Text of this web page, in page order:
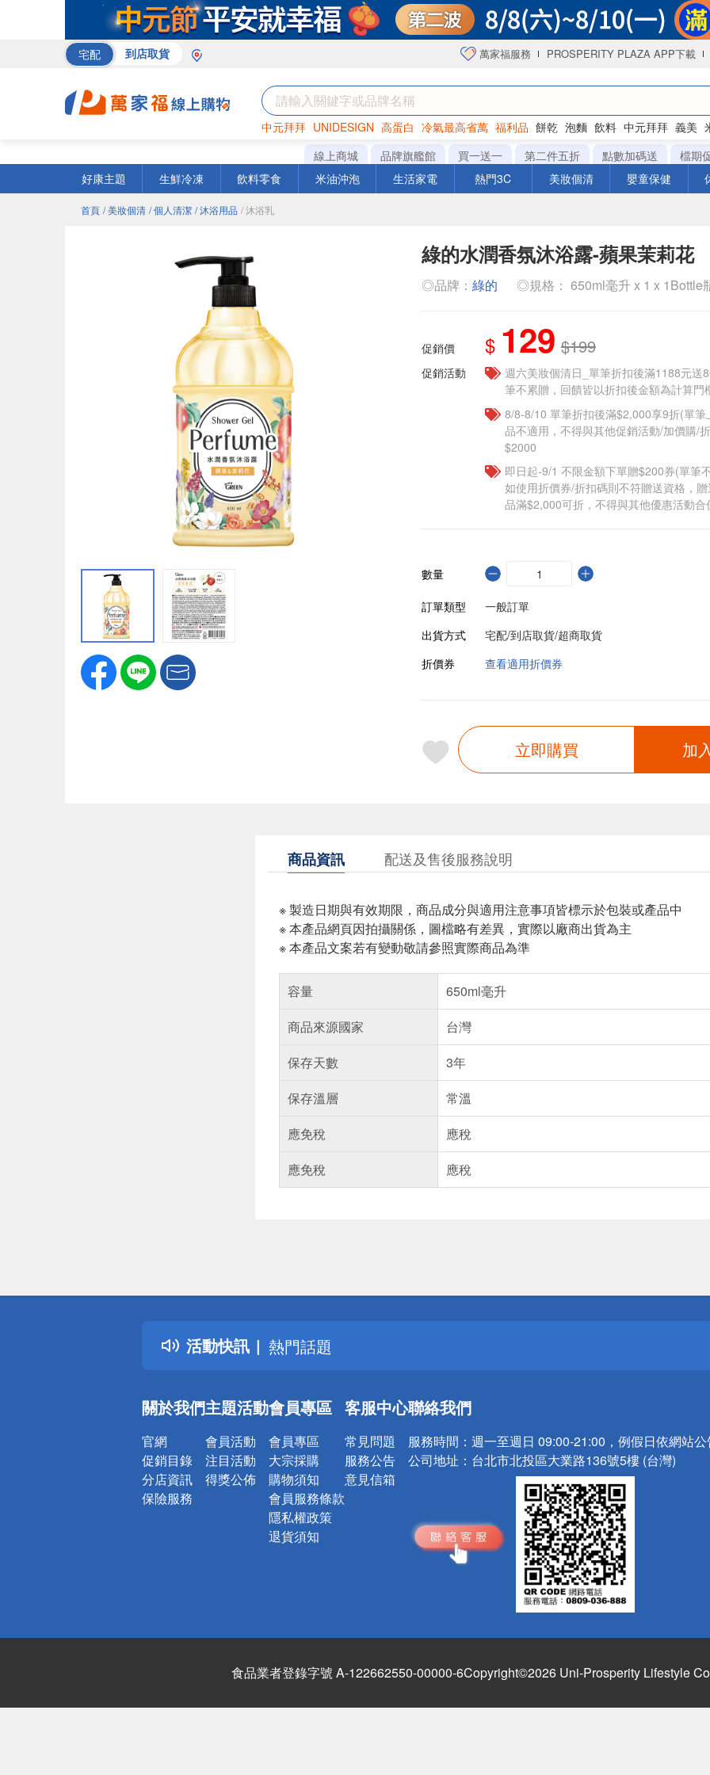
宅配 到店取貨 萬家福服務 PROSPERITY PLAZA APP下載
中元拜拜 UNIDESIGN 高蛋白 冷氣最高省萬 福利品 餅乾 泡麵 飲料 中元拜拜 義美
罐頭 海苔 洋芋片
線上商城 品牌旗艦館 買一送一 第二件五折 點數加碼送
檔期
好康主題
生鮮冷凍 飲料零食 米油沖泡 生活家電 熱門3C 美妝個清 嬰童保健
首頁 / 美妝個清 / 個人清潔 / 沐浴用品 / 沐浴乳
綠的水潤香氛沐浴露-蘋果茉莉花
◎品牌： 綠的 ◎規格： 650ml毫升 x 1 x 1Bottle
促銷價 $ 129 $199
促銷活動
週六美妝個清日_單筆折扣後滿1188元送
筆不累贈，回饋皆以折扣後金額為計算門
8/8-8/10 單筆折扣後滿$2,000享9折(單
品不適用，不得與其他促銷活動/加價購/
$2000
即日起-9/1 不限金額下單贈$200券(單筆
如使用折價券/折扣碼則不符贈送資格，
品滿$2,000可折，不得與其他優惠活動合
數量
訂單類型
一般訂單
出貨方式
宅配/到店取貨/超商取貨
折價券
查看適用折價券
立即購買 加
商品資訊 配送及售後服務說明
※ 製造日期與有效期限，商品成分與適用注意事項皆標示於包裝或產品中
※ 本產品網頁因拍攝關係，圖檔略有差異，實際以廠商出貨為主
※ 本產品文案若有變動敬請參照實際商品為準
容量
650ml毫升
商品來源國家
台灣
保存天數
3年
保存溫層
常溫
應免稅
應稅
應免稅
應稅
活動快訊
詐騙網頁！請小心！
得獎公告
熱門話題
銀行優惠
詐騙網頁！請小心！
關於我們
官網
促銷目錄
分店資訊
保險服務
主題活動
會員活動
注目活動
得獎公佈
會員專區
會員專區
大宗採購
購物須知
會員服務條款
隱私權政策
退貨須知
客服中心
常見問題
服務公告
意見信箱
聯絡我們
服務時間： 週一至週日 09:00-21:00，例假日依網站
公司地址： 台北市北投區大業路136號5樓 (台灣)
食品業者登錄字號 A-122662550-00000-6Copyright©2026 Uni-Prosperity Lifestyle